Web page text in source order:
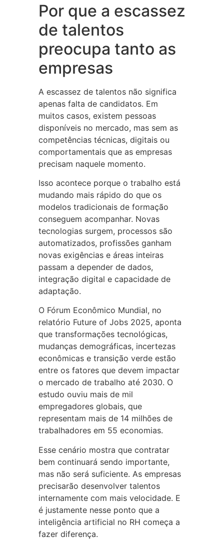
Por que a escassez
de talentos
preocupa tanto as
empresas
A escassez de talentos não significa
apenas falta de candidatos. Em
muitos casos, existem pessoas
disponíveis no mercado, mas sem as
competências técnicas, digitais ou
comportamentais que as empresas
precisam naquele momento.
Isso acontece porque o trabalho está
mudando mais rápido do que os
modelos tradicionais de formação
conseguem acompanhar. Novas
tecnologias surgem, processos são
automatizados, profissões ganham
novas exigências e áreas inteiras
passam a depender de dados,
integração digital e capacidade de
adaptação.
O Fórum Econômico Mundial, no
relatório Future of Jobs 2025, aponta
que transformações tecnológicas,
mudanças demográficas, incertezas
econômicas e transição verde estão
entre os fatores que devem impactar
o mercado de trabalho até 2030. O
estudo ouviu mais de mil
empregadores globais, que
representam mais de 14 milhões de
trabalhadores em 55 economias.
Esse cenário mostra que contratar
bem continuará sendo importante,
mas não será suficiente. As empresas
precisarão desenvolver talentos
internamente com mais velocidade. E
é justamente nesse ponto que a
inteligência artificial no RH começa a
fazer diferença.